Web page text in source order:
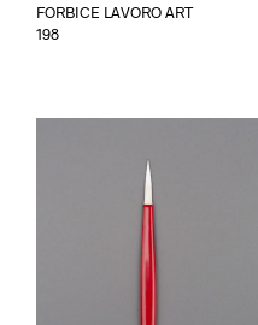
FORBICE LAVORO ART
198